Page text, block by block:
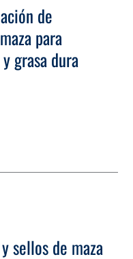
de
para
grasa dura
sellos de maza